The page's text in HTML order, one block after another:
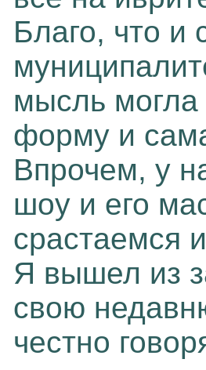
Благо, что и
мысль могла
форму и
Впрочем, у
шоу и его
срастаемся
Я вышел из
свою
честно